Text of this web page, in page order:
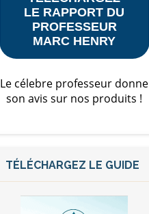
LE RAPPORT DU
PROFESSEUR
MARC HENRY
Le célebre professeur donne
son avis sur nos produits !
TÉLÉCHARGEZ LE GUIDE